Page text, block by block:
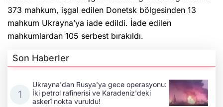
373 mahkum, işgal edilen Donetsk bölgesinden 13
mahkum Ukrayna’ya iade edildi. İade edilen
mahkumlardan 105 serbest bırakıldı.
Son Haberler
Ukrayna'dan Rusya'ya gece operasyonu:
İki petrol rafinerisi ve Karadeniz'deki
askerî nokta vuruldu!